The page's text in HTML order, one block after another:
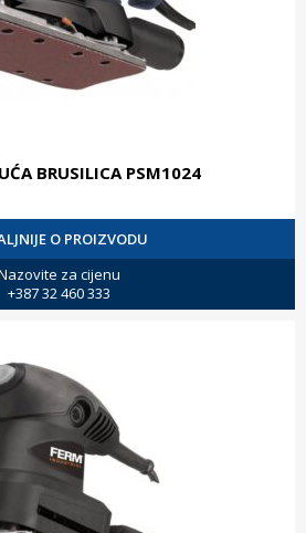
BRUSILICA PSM1024
O PROIZVODU
za cijenu
+387 32 460 333